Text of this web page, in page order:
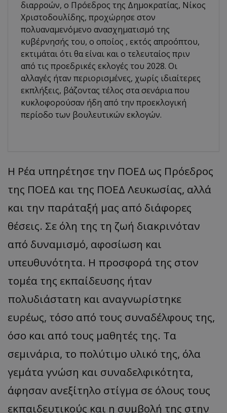
διαρροών, ο Πρόεδρος της Δημοκρατίας, Νίκος
Χριστοδουλίδης, προχώρησε στον
πολυαναμενόμενο ανασχηματισμό της
κυβέρνησής του, ο οποίος , εκτός απροόπτου,
εκτιμάται ότι θα είναι και ο τελευταίος πριν
από τις προεδρικές εκλογές του 2028. Οι
αλλαγές ήταν περιορισμένες, χωρίς ιδιαίτερες
εκπλήξεις, βάζοντας τέλος στα σενάρια που
κυκλοφορούσαν ήδη από την προεκλογική
περίοδο των βουλευτικών εκλογών.
Η Ρέα υπηρέτησε την ΠΟΕΔ ως Πρόεδρος
της ΠΟΕΔ και της ΠΟΕΔ Λευκωσίας, αλλά
και την παράταξή μας από διάφορες
θέσεις. Σε όλη της τη ζωή διακρινόταν
από δυναμισμό, αφοσίωση και
υπευθυνότητα. Η προσφορά της στον
τομέα της εκπαίδευσης ήταν
πολυδιάστατη και αναγνωρίστηκε
ευρέως, τόσο από τους συναδέλφους της,
όσο και από τους μαθητές της. Τα
σεμινάρια, το πολύτιμο υλικό της, όλα
γεμάτα γνώση και συναδελφικότητα,
άφησαν ανεξίτηλο στίγμα σε όλους τους
εκπαιδευτικούς και η συμβολή της στην